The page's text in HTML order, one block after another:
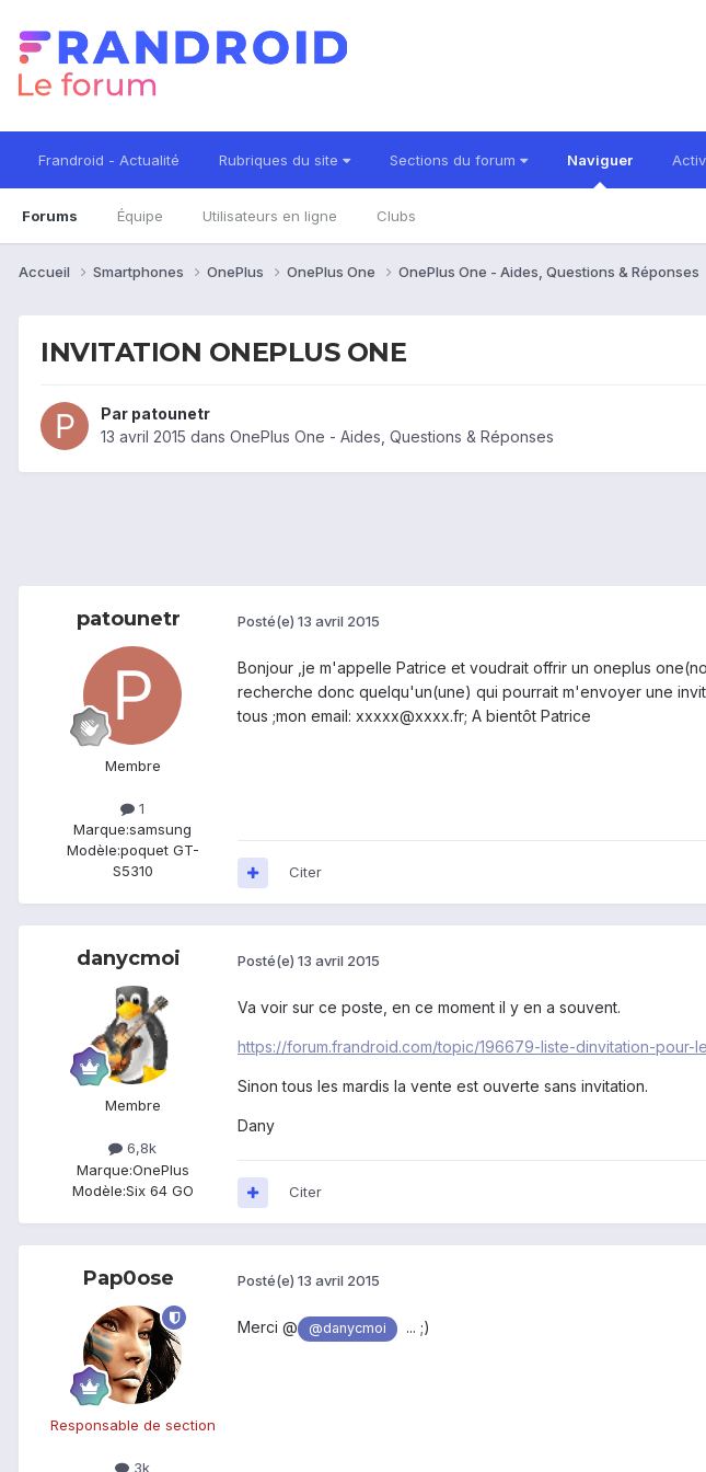
Frandroid - Actualité Rubriques du site Sections du forum Naviguer
Forums Équipe Utilisateurs en ligne Clubs
Accueil Smartphones OnePlus OnePlus One OnePlus One - Aides, Questions & Réponses
INVITATION ONEPLUS ONE
Par patounetr
13 avril 2015 dans OnePlus One - Aides, Questions & Réponses
patounetr
Membre
1
Marque:samsung
Modèle:poquet GT-
S5310
Posté(e) 13 avril 2015
Bonjour ,je m'appelle Patrice et voudrait offrir un oneplus
recherche donc quelqu'un(une) qui pourrait m'envoyer une
tous ;mon email: xxxxx@xxxx.fr; A bientôt Patrice
Citer
danycmoi
Membre
6,8k
Marque:OnePlus
Modèle:Six 64 GO
Posté(e) 13 avril 2015
Va voir sur ce poste, en ce moment il y en a souvent.
https://forum.frandroid.com/topic/196679-liste-dinvitation-
Sinon tous les mardis la vente est ouverte sans invitation.
Dany
Citer
Pap0ose
Responsable de section
3k
Posté(e) 13 avril 2015
Merci @ @danycmoi ... ;)